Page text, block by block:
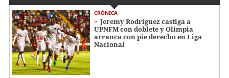
CRÓNICA
Jeremy Rodríguez castiga a
UPNFM con doblete y Olimpia
arranca con pie derecho en Liga
Nacional